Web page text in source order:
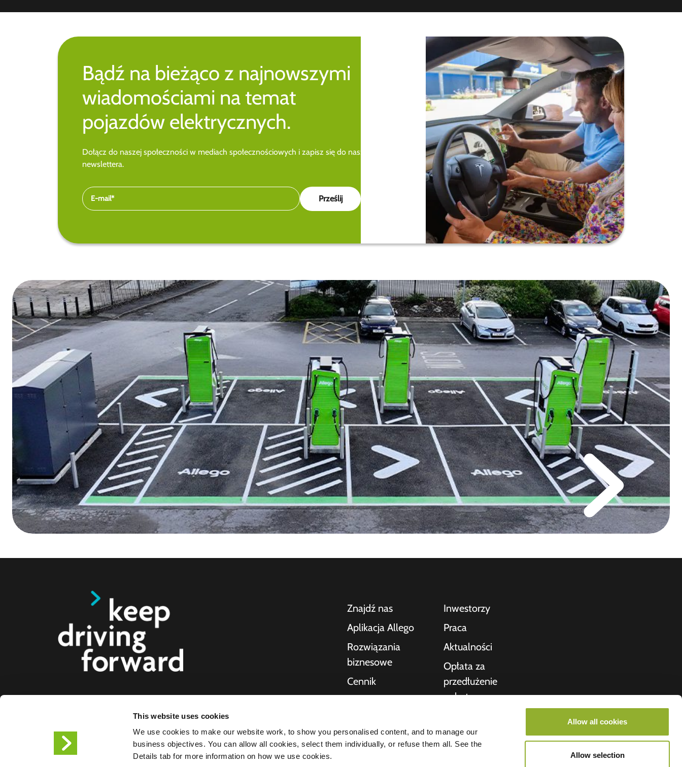
This website uses cookies
We use cookies to make our website work, to show you personalised content, and to manage our
business objectives. You can allow all cookies, select them individually, or refuse them all. See the
Details tab for more information on how we use cookies.
Allow all cookies
Allow selection
Bądź na bieżąco z najnowszymi
wiadomościami na temat
pojazdów elektrycznych.
Dołącz do naszej społeczności w mediach społecznościowych i zapisz się do naszego
newslettera.
elektrycznych, motocykli, autobusów i ciężarówek dla konsumentów,
firm i miast. Nasze kompleksowe rozwiązania w zakresie ładowania
ułatwiają firmom i miastom dostarczanie infrastruktury potrzebnej
kierowcom pojazdów elektrycznych, a skalowalność naszych
Znajdź nas
Aplikacja Allego
Rozwiązania
biznesowe
Cennik
Dostawcy
Inwestorzy
Praca
Aktualności
Opłata za
przedłużenie
pobytu
O nas